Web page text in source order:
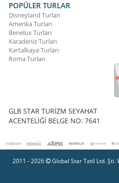
POPÜLER TURLAR
Disneyland Turları
Amerika Turları
Benelux Turları
Karadeniz Turları
Kartalkaya Turları
Roma Turları
GLB STAR TURİZM SEYAHAT
ACENTELİĞİ BELGE NO: 7641
2011 - 2026 Global Star Tatil Ltd. Şti.